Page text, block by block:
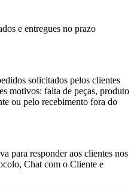
e entregues no prazo
solicitados pelos clientes
motivos: falta de peças, produto
ou pelo recebimento fora do
para responder aos clientes nos
Chat com o Cliente e